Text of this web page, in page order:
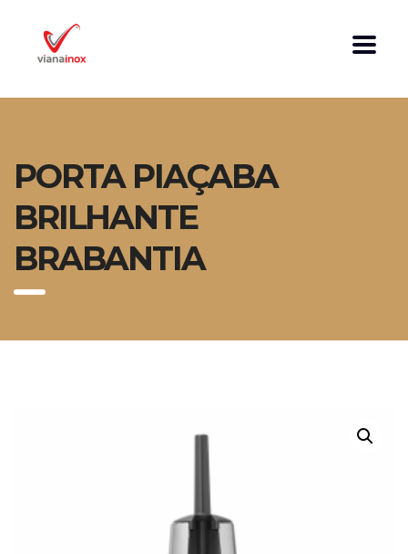
PORTA PIAÇABA
BRILHANTE
BRABANTIA